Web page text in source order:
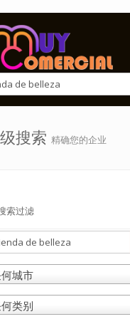
搜索 精确您的企业
索过滤
城市
类别